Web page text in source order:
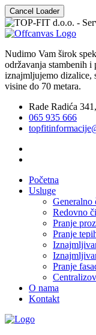
Cancel Loader
Nudimo Vam širok
održavanja stambenih i
iznajmljujemo dizalice,
visine do 70 metara.
Rade Radića
065 935 666
Početna
Usluge
Generalno
Redovno
Pranje
Pranje
Pranje
O nama
Kontakt